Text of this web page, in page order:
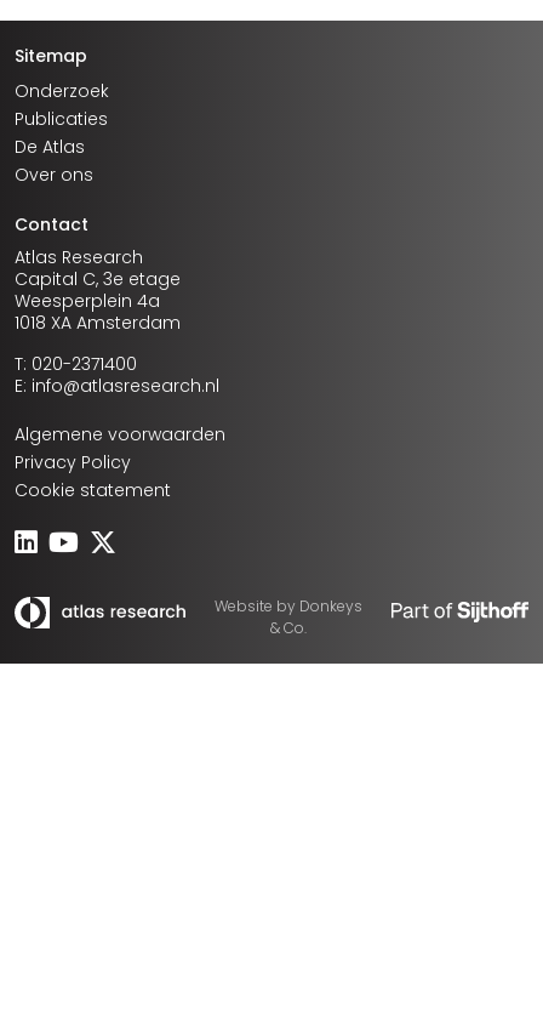
Sitemap
Onderzoek
Publicaties
De Atlas
Over ons
Contact
Atlas Research
Capital C, 3e etage
Weesperplein 4a
1018 XA Amsterdam
T: 020-2371400
E: info@atlasresearch.nl
Algemene voorwaarden
Privacy Policy
Cookie statement
Website by Donkeys
& Co.